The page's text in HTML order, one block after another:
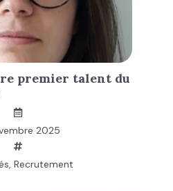
premier talent du
2025
, Recrutement